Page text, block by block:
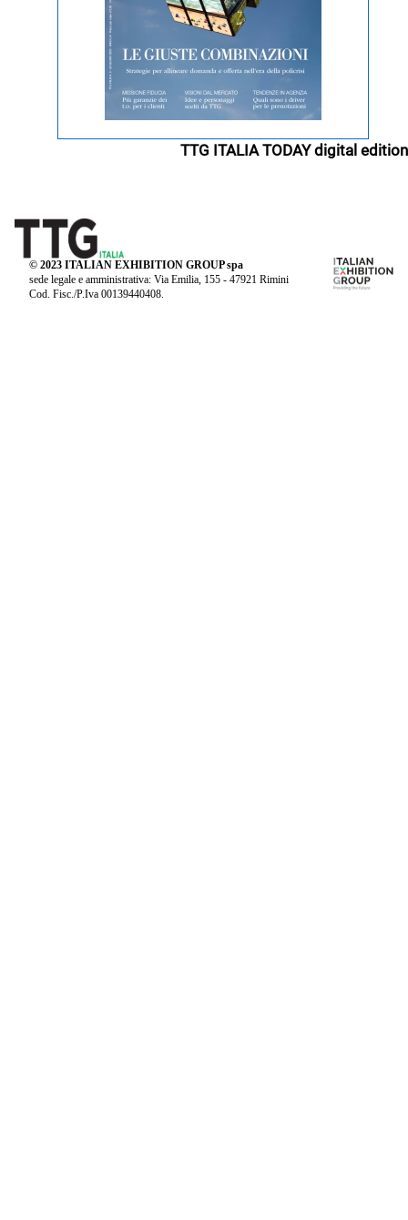
TTG ITALIA TODAY digital edition
© 2023 ITALIAN EXHIBITION GROUP spa
sede legale e amministrativa: Via Emilia, 155 - 47921 Rimini
Cod. Fisc./P.Iva 00139440408.